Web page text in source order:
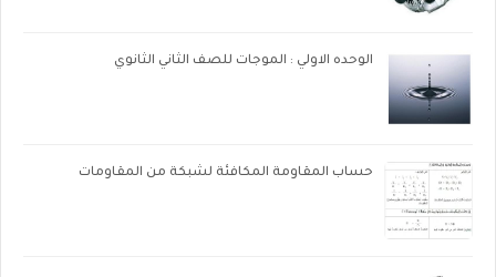
الوحده الاولي : الموجات للصف الثاني الثانوي
حساب المقاومة المكافئة لشبكة من المقاومات